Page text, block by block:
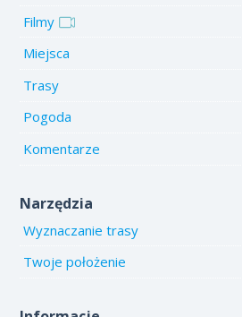
Filmy
Miejsca
Trasy
Pogoda
Komentarze
Narzędzia
Wyznaczanie trasy
Twoje położenie